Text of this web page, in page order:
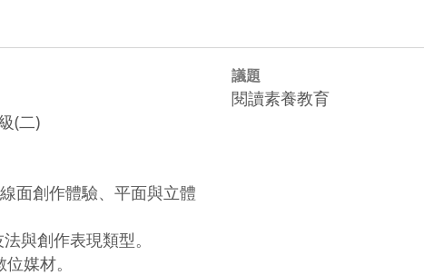
(二)
面創作體驗、平面與立體
與創作表現類型。
媒材。
議題
閱讀素養教育